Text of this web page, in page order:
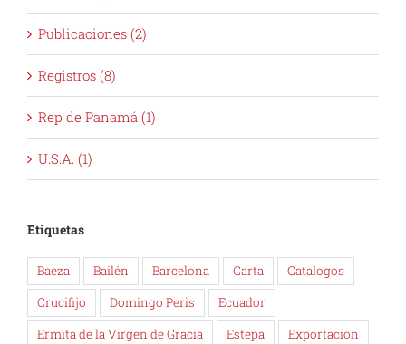
Publicaciones (2)
Registros (8)
Rep de Panamá (1)
U.S.A. (1)
Etiquetas
Baeza Bailén Barcelona Carta
Catalogos
Crucifijo
Domingo Peris
Ecuador
Ermita de la Virgen de Gracia
Estepa
Exportacion